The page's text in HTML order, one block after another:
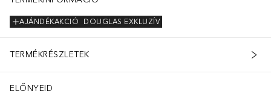
DOUGLAS EXKLUZÍV
AJÁNDÉKAKCIÓ
TERMÉKRÉSZLETEK
ELŐNYEID